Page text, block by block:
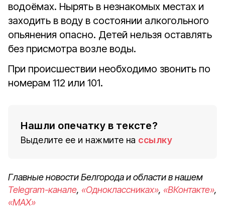
водоёмах. Нырять в незнакомых местах и
заходить в воду в состоянии алкогольного
опьянения опасно. Детей нельзя оставлять
без присмотра возле воды.
При происшествии необходимо звонить по
номерам 112 или 101.
Нашли опечатку в тексте?
Выделите ее и нажмите на ссылку
Главные новости Белгорода и области в нашем
Telegram-канале, «Одноклассниках», «ВКонтакте»,
«MAX»